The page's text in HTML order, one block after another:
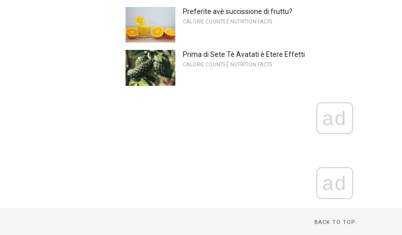
Preferite avè succissione di fruttu?
CALORIE COUNTS È NUTRITION FACTS
Prima di Sete Tè Avatati è Etere Effetti
CALORIE COUNTS È NUTRITION FACTS
ad
ad
BACK TO TOP